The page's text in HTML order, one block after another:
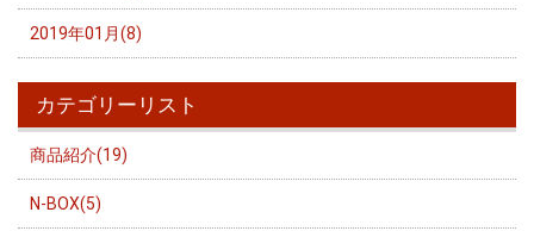
2019年01月(8)
カテゴリーリスト
商品紹介(19)
N-BOX(5)